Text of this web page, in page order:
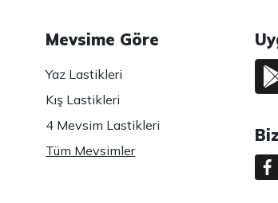
Mevsime Göre
Yaz Lastikleri
Kış Lastikleri
4 Mevsim Lastikleri
Tüm Mevsimler